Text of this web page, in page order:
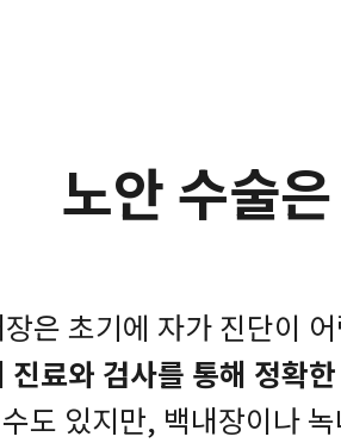
노안 수술
은 초기에 자가 진단이
진료와 검사를 통해 정확
도 있지만, 백내장이나